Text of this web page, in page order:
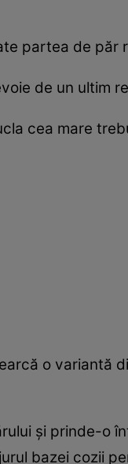
partea de
de un ultim
cea mare
o variantă
şi prinde-o
bazei cozii